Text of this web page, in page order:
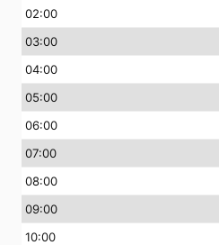
02:00
03:00
04:00
05:00
06:00
07:00
08:00
09:00
10:00